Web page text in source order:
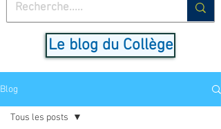
Le blog du Collège
Blog
Tous les posts